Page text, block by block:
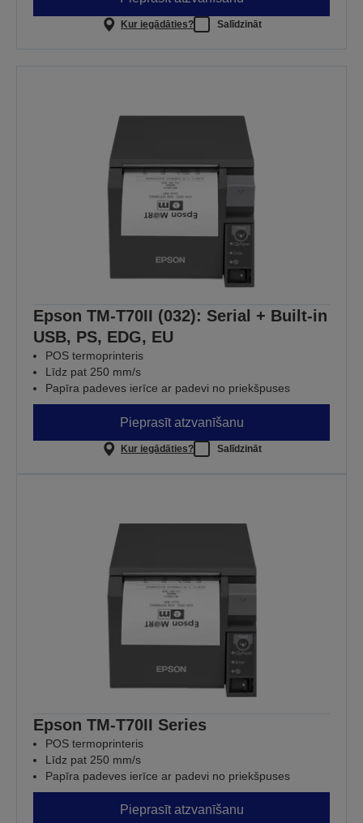
Kur iegādāties? Salīdzināt
Epson TM-T70II (032): Serial + Built-in
USB, PS, EDG, EU
POS termoprinteris
Līdz pat 250 mm/s
Papīra padeves ierīce ar padevi no priekšpuses
Pieprasīt atzvanīšanu
Kur iegādāties? Salīdzināt
Epson TM-T70II Series
POS termoprinteris
Līdz pat 250 mm/s
Papīra padeves ierīce ar padevi no priekšpuses
Pieprasīt atzvanīšanu